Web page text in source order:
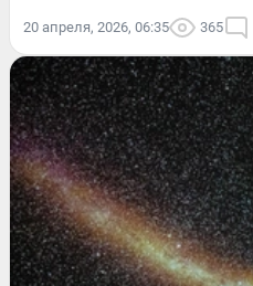
20 апреля, 2026, 06:35 365